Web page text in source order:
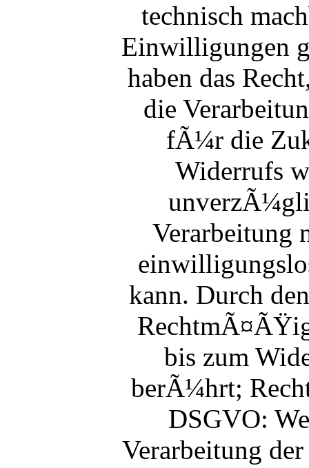
technisch
Einwilligungen
haben das
die
fÃ¼r die
Widerrufs
Verarbeitung
kann. Durch
bis zum
berÃ¼hrt;
DSGVO:
Verarbeitung